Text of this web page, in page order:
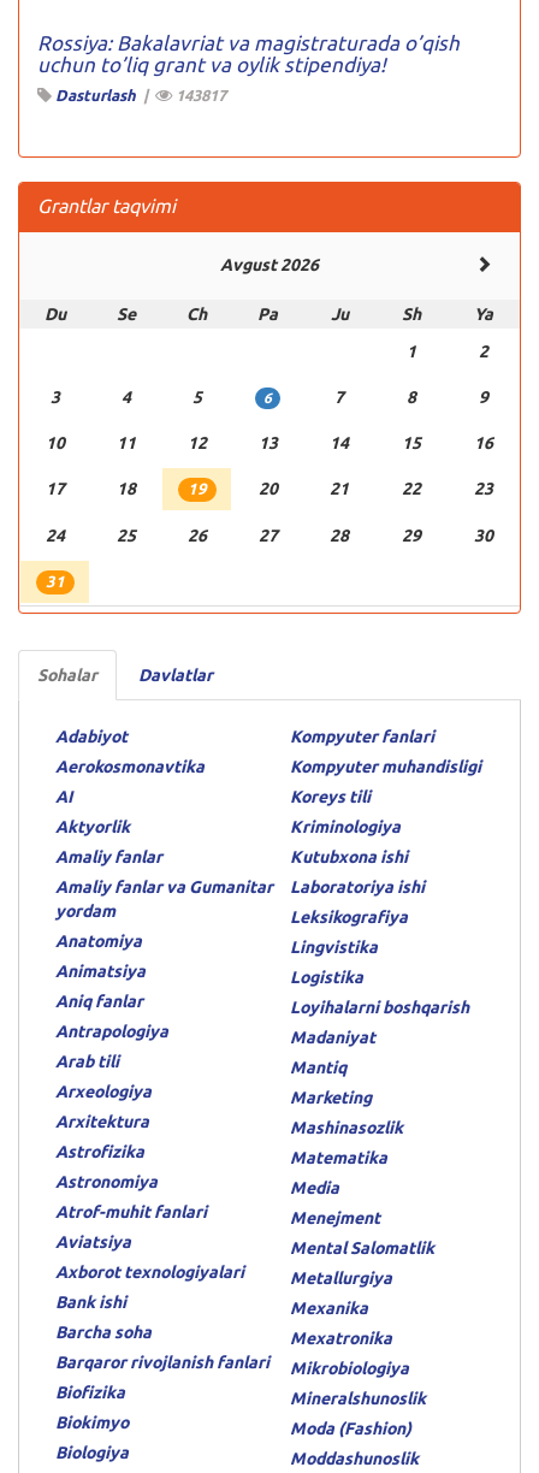
Rossiya: Bakalavriat va magistraturada o’qish
uchun to’liq grant va oylik stipendiya!
Dasturlash | 143817
Grantlar taqvimi
Avgust 2026
Du Se Ch Pa Ju Sh
Ya
1
2
3 4 5 6 7 8 9
10 11 12 13 14 15 16
17 18 19 20 21 22 23
24 25 26 27 28 29 30
31
Sohalar Davlatlar
Adabiyot
Aerokosmonavtika
AI
Aktyorlik
Amaliy fanlar
Amaliy fanlar va Gumanitar
yordam
Anatomiya
Animatsiya
Aniq fanlar
Antrapologiya
Arab tili
Arxeologiya
Arxitektura
Astrofizika
Astronomiya
Atrof-muhit fanlari
Aviatsiya
Axborot texnologiyalari
Bank ishi
Barcha soha
Barqaror rivojlanish fanlari
Biofizika
Biokimyo
Biologiya
Kompyuter fanlari
Kompyuter muhandisligi
Koreys tili
Kriminologiya
Kutubxona ishi
Laboratoriya ishi
Leksikografiya
Lingvistika
Logistika
Loyihalarni boshqarish
Madaniyat
Mantiq
Marketing
Mashinasozlik
Matematika
Media
Menejment
Mental Salomatlik
Metallurgiya
Mexanika
Mexatronika
Mikrobiologiya
Mineralshunoslik
Moda (Fashion)
Moddashunoslik